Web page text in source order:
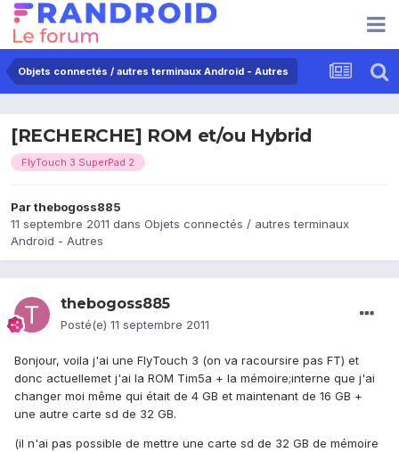
Objets connectés / autres terminaux Android - Autres
[RECHERCHE] ROM et/ou Hybrid
FlyTouch 3 SuperPad 2
Parthebogoss885
11 septembre 2011 dans Objets connectés / autres terminaux
Android - Autres
thebogoss885
Posté(e) 11 septembre 2011
Bonjour, voila j'ai une FlyTouch 3 (on va racoursire pas FT) et
donc actuellemet j'ai la ROM Tim5a + la mémoire;interne que j'ai
changer moi même qui était de 4 GB et maintenant de 16 GB +
une autre carte sd de 32 GB.
(il n'ai pas possible de mettre une carte sd de 32 GB de mémoire